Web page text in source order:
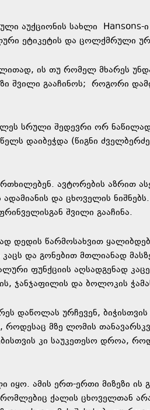
აუქციონის სახლი Hansons-
ეტიკეტის და ცოლქმრული
ის თუ რომელ მხარეს
შვილი გააჩინოს; როგორი
სრული შედევრი ორ
დაიბეჭდა (წიგნი
ავტორების აზრით
და ცხოველის ნიშნებს.
შვილი გააჩინა.
დედის წარმოსახვით
და გონებით მთლიანად
ფუნქციის აღსადგენად
ჯანჯაფილის და ბოლოკის
დაწოლას ურჩევენ,
როდესაც მზე ლომის
კი საუკეთესო დროა,
ამის ერთ-ერთი მიზეზი ის
ქალის ცხოველთან